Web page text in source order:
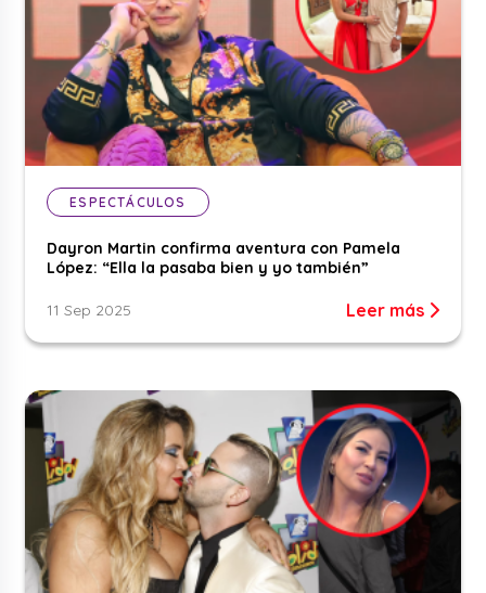
ESPECTÁCULOS
Dayron Martin confirma aventura con Pamela
López: “Ella la pasaba bien y yo también”
11 Sep 2025 Leer más